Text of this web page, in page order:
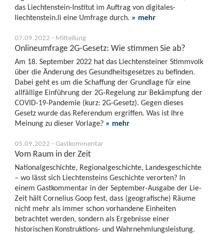
das Liechtenstein-Institut im Auftrag von digitales-
liechtenstein.li eine Umfrage durch. » mehr
07.09.2022 - Mitteilung
Onlineumfrage 2G-Gesetz: Wie stimmen Sie ab?
Am 18. September 2022 hat das Liechtensteiner Stimmvolk
über die Änderung des Gesundheitsgesetzes zu befinden.
Dabei geht es um die Schaffung der Grundlage für eine
allfällige Einführung der 2G-Regelung zur Bekämpfung der
COVID-19-Pandemie (kurz: 2G-Gesetz). Gegen dieses
Gesetz wurde das Referendum ergriffen. Was ist Ihre
Meinung zu dieser Vorlage? » mehr
05.09.2022 - Gastkommentar
Vom Raum in der Zeit
Nationalgeschichte, Regionalgeschichte, Landesgeschichte
– wo lässt sich Liechtensteins Geschichte verorten? In
einem Gastkommentar in der September-Ausgabe der Lie-
Zeit hält Cornelius Goop fest, dass (geografische) Räume
nicht mehr als immer schon vorhandene Einheiten
betrachtet werden, sondern als Ergebnisse einer
historischen Konstruktions- und Wahrnehmlungsleistung.